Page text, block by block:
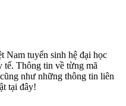
Nam tuyển sinh hệ đại học
tế. Thông tin về từng mã
như những thông tin liên
tại đây!